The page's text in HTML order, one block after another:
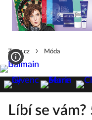
Zeny.cz Móda
Líbí se